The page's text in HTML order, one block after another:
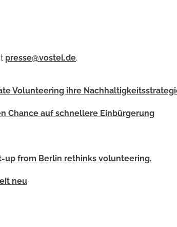
presse@vostel.de.
Volunteering ihre
Chance auf schnellere Einbürgerung
up from Berlin rethinks volunteering.
neu